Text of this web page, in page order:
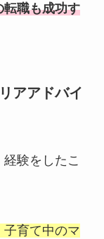
転職も成功す
アアドバイ
験をしたこ
育て中のマ